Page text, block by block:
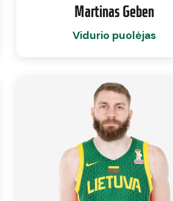
Martinas Geben
Vidurio puolėjas